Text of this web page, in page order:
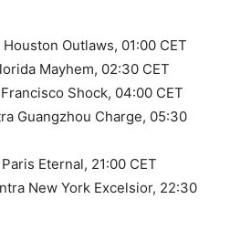
Outlaws, 01:00 CET
Mayhem, 02:30 CET
Shock, 04:00 CET
Guangzhou Charge, 05:30
Eternal, 21:00 CET
New York Excelsior, 22:30